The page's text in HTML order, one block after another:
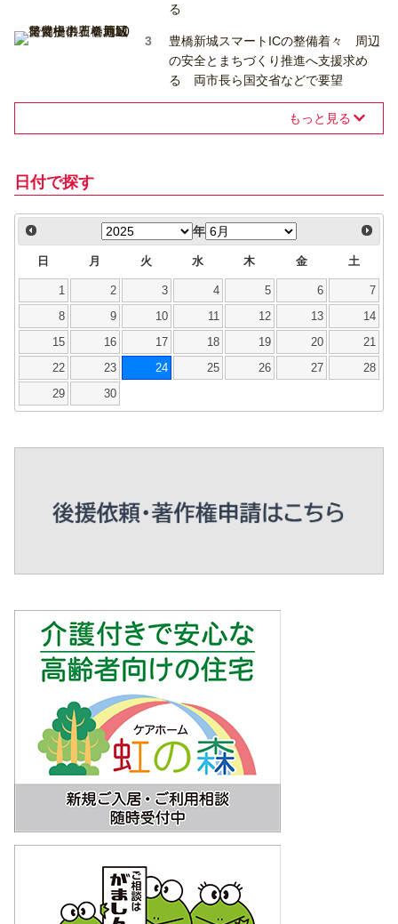
る
豊橋新城スマートICの整備着々 周辺
の安全とまちづくり推進へ支援求め
る 両市長ら国交省などで要望
もっと見る
日付で探す
年
日 月 火 水 木 金 土
1 2 3 4 5 6 7
8 9 10 11 12 13 14
15 16 17 18 19 20 21
22 23 24 25 26 27 28
29 30